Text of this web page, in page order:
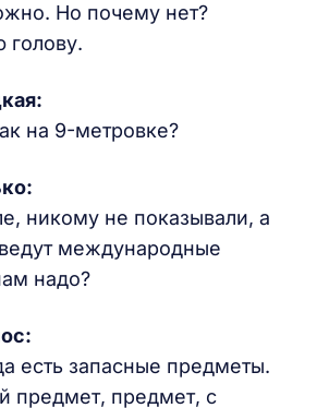
Но почему нет?
голову.
на 9-метровке?
никому не показывали, а
международные
надо?
есть запасные предметы.
предмет, предмет, с